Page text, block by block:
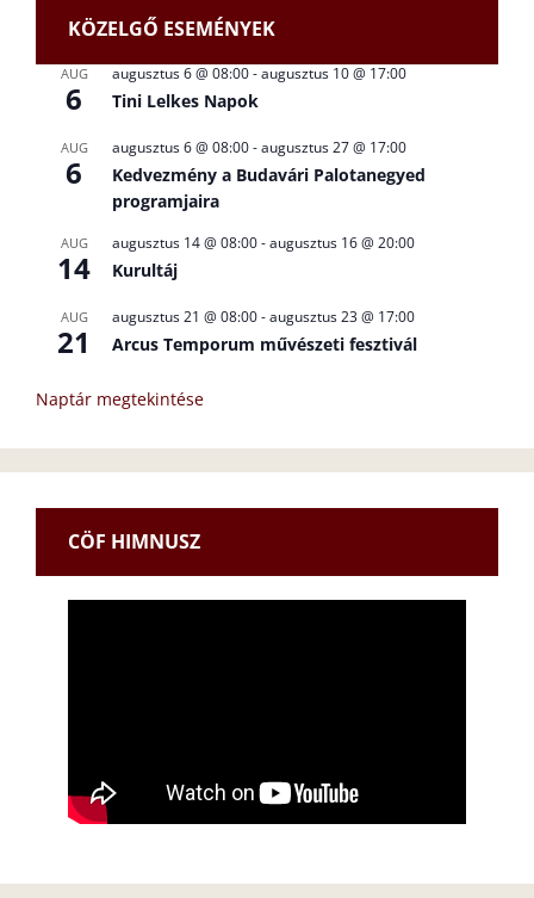
KÖZELGŐ ESEMÉNYEK
AUG
6
augusztus 6 @ 08:00-augusztus 10 @ 17:00
Tini Lelkes Napok
AUG
6
augusztus 6 @ 08:00-augusztus 27 @ 17:00
Kedvezmény a Budavári Palotanegyed
programjaira
AUG
14
augusztus 14 @ 08:00-augusztus 16 @ 20:00
Kurultáj
AUG
21
augusztus 21 @ 08:00-augusztus 23 @ 17:00
Arcus Temporum művészeti fesztivál
Naptár megtekintése
CÖF HIMNUSZ